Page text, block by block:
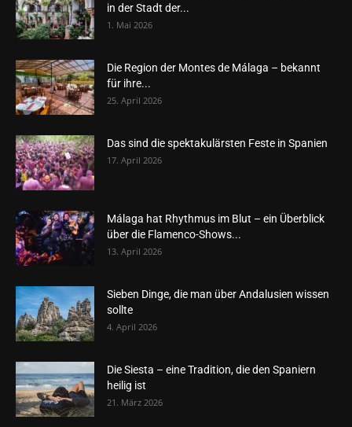
in der Stadt der...
1. Mai 2026
Die Region der Montes de Málaga – bekannt
für ihre...
25. April 2026
Das sind die spektakulärsten Feste in Spanien
17. April 2026
Málaga hat Rhythmus im Blut – ein Überblick
über die Flamenco-Shows...
13. April 2026
Sieben Dinge, die man über Andalusien wissen
sollte
4. April 2026
Die Siesta – eine Tradition, die den Spaniern
heilig ist
21. März 2026